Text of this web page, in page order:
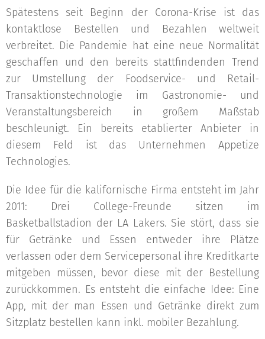
Spätestens seit Beginn der Corona-Krise ist das
kontaktlose Bestellen und Bezahlen weltweit
verbreitet. Die Pandemie hat eine neue Normalität
geschaffen und den bereits stattfindenden Trend
zur Umstellung der Foodservice- und Retail-
Transaktionstechnologie im Gastronomie- und
Veranstaltungsbereich in großem Maßstab
beschleunigt. Ein bereits etablierter Anbieter in
diesem Feld ist das Unternehmen Appetize
Technologies.
Die Idee für die kalifornische Firma entsteht im Jahr
2011: Drei College-Freunde sitzen im
Basketballstadion der LA Lakers. Sie stört, dass sie
für Getränke und Essen entweder ihre Plätze
verlassen oder dem Servicepersonal ihre Kreditkarte
mitgeben müssen, bevor diese mit der Bestellung
zurückkommen. Es entsteht die einfache Idee: Eine
App, mit der man Essen und Getränke direkt zum
Sitzplatz bestellen kann inkl. mobiler Bezahlung.